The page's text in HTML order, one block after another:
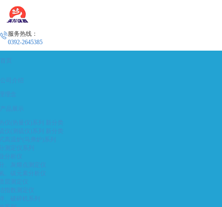
服务热线：
0392-2645385
首页
公司介绍
理念
产品展示
仪(热量仪)系列 新分类
仪(测硫仪)系列 新分类
高温炉(马弗炉)系列
测定仪系列
分析仪
、灰熔点测定仪
、碳元素分析仪
层测定仪
指数测定仪
、破碎机系列